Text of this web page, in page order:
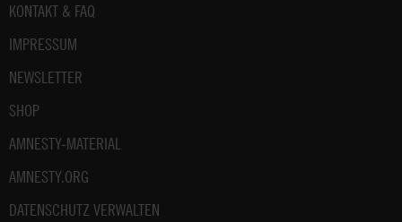
Fußbereich
KONTAKT & FAQ
IMPRESSUM
NEWSLETTER
SHOP
AMNESTY-MATERIAL
AMNESTY.ORG
DATENSCHUTZ VERWALTEN